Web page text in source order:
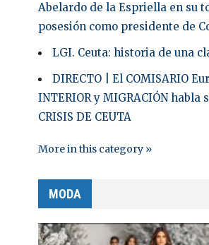
Abelardo de la Espriella en su
posesión como presidente de
LGI. Ceuta: historia de una
DIRECTO | El COMISARIO
INTERIOR y MIGRACIÓN habla
CRISIS DE CEUTA
More in this category »
MODA